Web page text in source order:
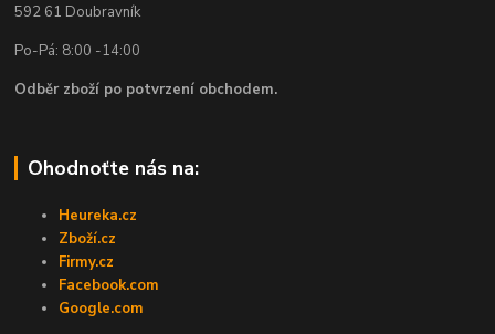
592 61 Doubravník
Po-Pá: 8:00 -14:00
Odběr zboží po potvrzení obchodem.
Ohodnoťte nás na:
Heureka.cz
Zboží.cz
Firmy.cz
Facebook.com
Google.com